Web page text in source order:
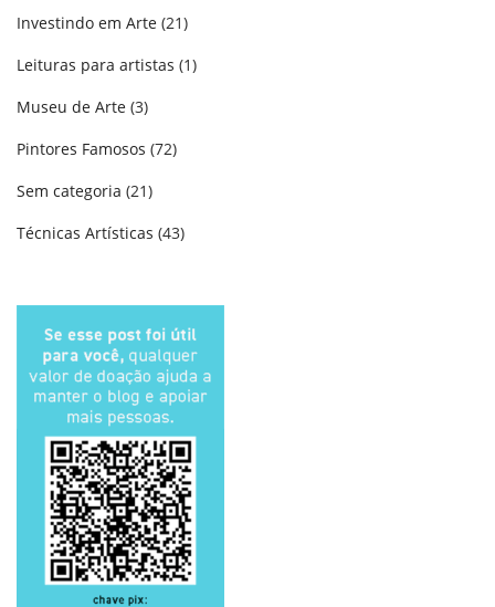
Investindo em Arte (21)
Leituras para artistas (1)
Museu de Arte (3)
Pintores Famosos (72)
Sem categoria (21)
Técnicas Artísticas (43)